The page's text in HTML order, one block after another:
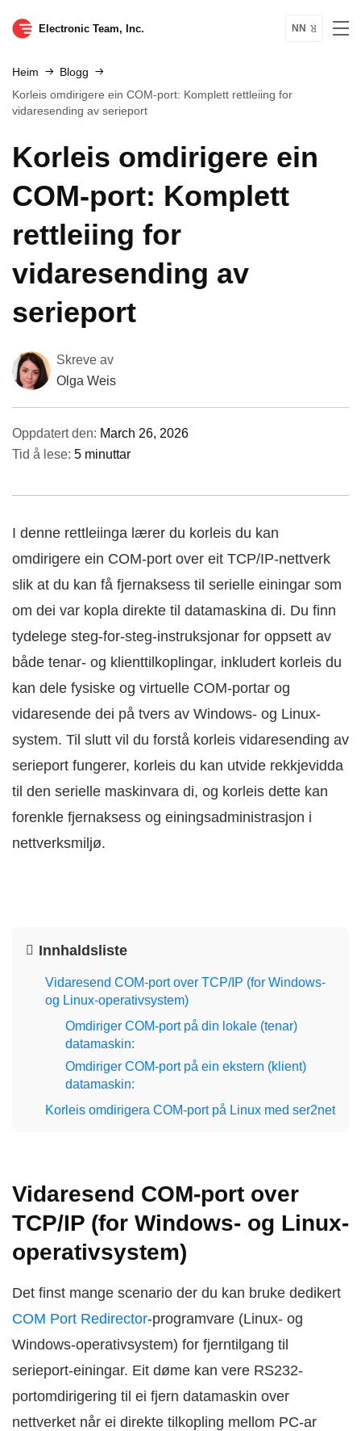
Electronic Team, Inc. NN
Heim
Blogg
Korleis omdirigere ein COM-port: Komplett rettleiing for
vidaresending av serieport
Korleis omdirigere ein
COM-port: Komplett
rettleiing for
vidaresending av
serieport
Skreve av
Olga Weis
Oppdatert den: March 26, 2026
Tid å lese: 5 minuttar
I denne rettleiinga lærer du korleis du kan
omdirigere ein COM-port over eit TCP/IP-nettverk
slik at du kan få fjernaksess til serielle einingar som
om dei var kopla direkte til datamaskina di. Du finn
tydelege steg-for-steg-instruksjonar for oppsett av
både tenar- og klienttilkoplingar, inkludert korleis du
kan dele fysiske og virtuelle COM-portar og
vidaresende dei på tvers av Windows- og Linux-
system. Til slutt vil du forstå korleis vidaresending av
serieport fungerer, korleis du kan utvide rekkjevidda
til den serielle maskinvara di, og korleis dette kan
forenkle fjernaksess og einingsadministrasjon i
nettverksmiljø.
Innhaldsliste
Vidaresend COM-port over TCP/IP (for Windows-
og Linux-operativsystem)
Omdiriger COM-port på din lokale (tenar)
datamaskin:
Omdiriger COM-port på ein ekstern (klient)
datamaskin:
Korleis omdirigera COM-port på Linux med ser2net
Vidaresend COM-port over
TCP/IP (for Windows- og Linux-
operativsystem)
Det finst mange scenario der du kan bruke dedikert
COM Port Redirector-programvare (Linux- og
Windows-operativsystem) for fjerntilgang til
serieport-einingar. Eit døme kan vere RS232-
portomdirigering til ei fjern datamaskin over
nettverket når ei direkte tilkopling mellom PC-ar